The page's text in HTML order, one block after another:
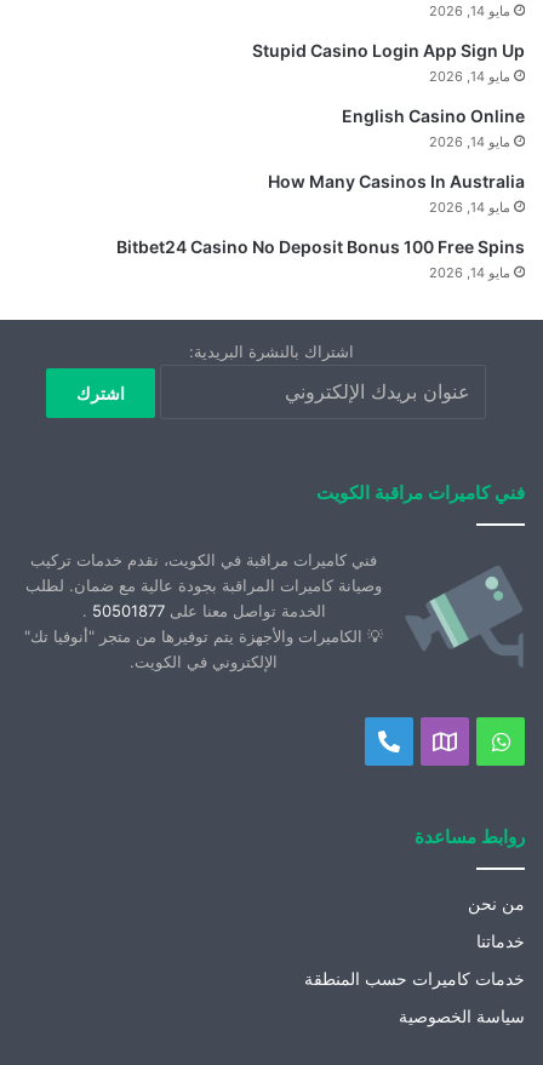
مايو 14, 2026
Stupid Casino Login App Sign Up
مايو 14, 2026
English Casino Online
مايو 14, 2026
How Many Casinos In Australia
مايو 14, 2026
Bitbet24 Casino No Deposit Bonus 100 Free Spins
مايو 14, 2026
اشتراك بالنشرة البريدية:
فني كاميرات مراقبة الكويت
فني كاميرات مراقبة في الكويت، نقدم خدمات تركيب
وصيانة كاميرات المراقبة بجودة عالية مع ضمان. لطلب
الخدمة تواصل معنا على50501877
.
💡 الكاميرات والأجهزة يتم توفيرها من متجر "أنوفيا تك"
الإلكتروني في الكويت.
واتسابموقعنا
خريطة
اتصل
روابط مساعدة
من نحن
خدماتنا
خدمات كاميرات حسب المنطقة
سياسة الخصوصية